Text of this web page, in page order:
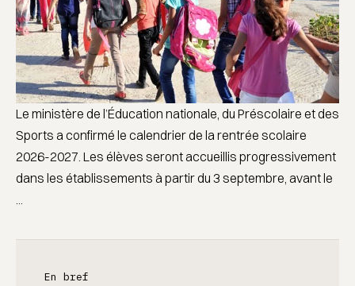
Le ministère de l’Éducation nationale, du Préscolaire et des
Sports a confirmé le calendrier de la rentrée scolaire
2026-2027. Les élèves seront accueillis progressivement
dans les établissements à partir du 3 septembre, avant le
En bref